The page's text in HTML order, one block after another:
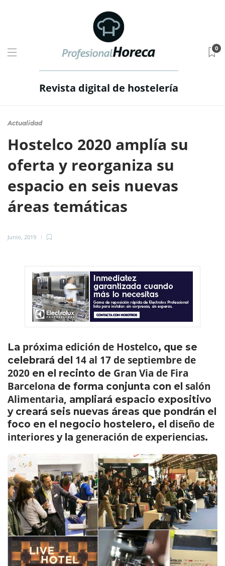
Revista digital de hostelería
0
Actualidad
Hostelco 2020 amplía su
oferta y reorganiza su
espacio en seis nuevas
áreas temáticas
Junio, 2019
La próxima edición de Hostelco, que se
celebrará del 14 al 17 de septiembre de
2020 en el recinto de Gran Via de Fira
Barcelona de forma conjunta con el salón
Alimentaria, ampliará espacio expositivo
y creará seis nuevas áreas que pondrán el
foco en el negocio hostelero, el diseño de
interiores y la generación de experiencias.